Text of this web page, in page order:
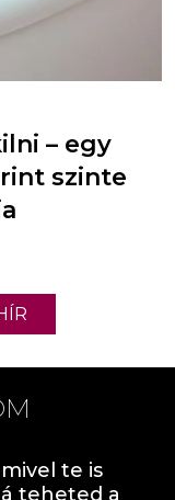
– egy
szinte
te is
teheted a